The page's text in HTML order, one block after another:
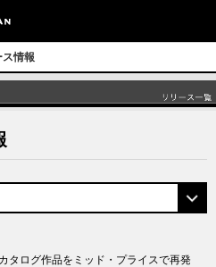
情報
ログ作品をミッド・プライスで再発